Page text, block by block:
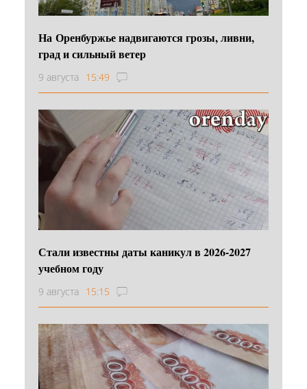
На Оренбуржье надвигаются грозы, ливни,
град и сильный ветер
9 августа 15:49
Стали известны даты каникул в 2026-2027
учебном году
9 августа 15:15